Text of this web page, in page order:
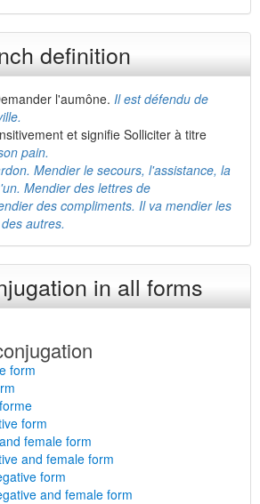
definition
l'aumône. Il est défendu de
et signifie Solliciter à titre
pain.
Mendier le secours, l'assistance, la
Mendier des lettres de
des compliments. Il va mendier les
autres.
in all forms
form
form
female form
and female form
form
and female form